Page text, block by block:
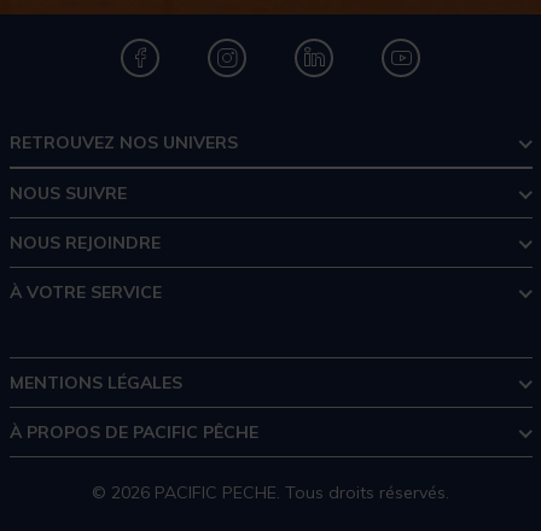
RETROUVEZ NOS UNIVERS
NOUS SUIVRE
NOUS REJOINDRE
À VOTRE SERVICE
MENTIONS LÉGALES
À PROPOS DE PACIFIC PÊCHE
© 2026 PACIFIC PECHE. Tous droits réservés.